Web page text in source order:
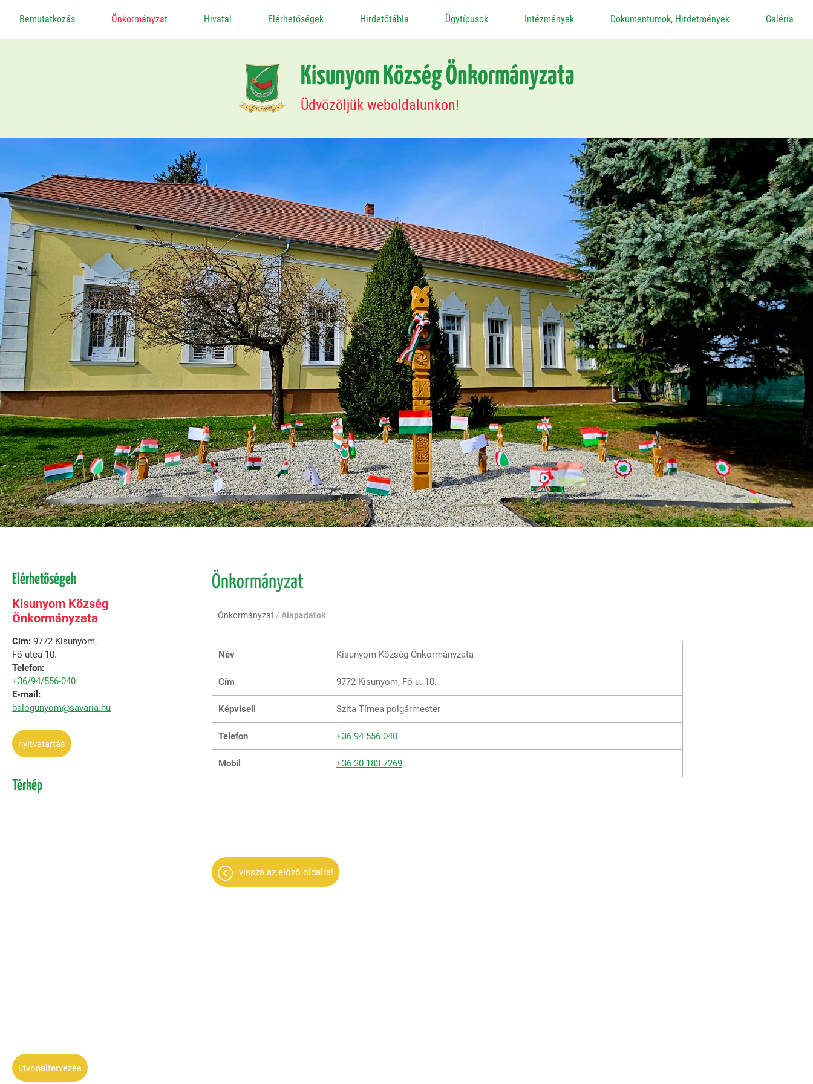
Bemutatkozás Önkormányzat
Ügyrendi Bizottság
Önkormányzati Szerződések
Helyi Adó
Gazdaság
Közérdekű Adatok
Választások
Hivatal Elérhetőségek Hirdetőtábla Ügytípusok Intézmények Dokumentumok, Hirdetmények Galéria
Kisunyom Község Önkormányzata
Üdvözöljük weboldalunkon!
Elérhetőségek
Kisunyom Község
Önkormányzata
Cím: 9772 Kisunyom,
Fő utca 10.
Telefon:
+36/94/556-040
E-mail:
balogunyom@savaria.hu
nyitvatartás
Térkép
útvonaltervezés
Önkormányzat
Önkormányzat / Alapadatok
Név Kisunyom Község Önkormányzata
Cím 9772 Kisunyom, Fő u. 10.
Képviseli Szita Tímea polgármester
Telefon +36 94 556 040
Mobil +36 30 183 7269
vissza az előző oldalra!